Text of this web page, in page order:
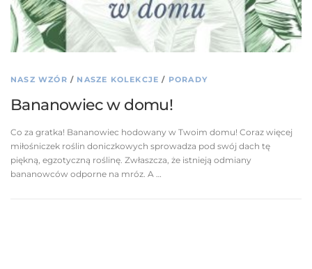
NASZ WZÓR / NASZE KOLEKCJE / PORADY
Bananowiec w domu!
Co za gratka! Bananowiec hodowany w Twoim domu! Coraz więcej
miłośniczek roślin doniczkowych sprowadza pod swój dach tę
piękną, egzotyczną roślinę. Zwłaszcza, że istnieją odmiany
bananowców odporne na mróz. A …